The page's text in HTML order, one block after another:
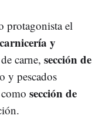
protagonista el
y
carne, sección de
y pescados
sección de